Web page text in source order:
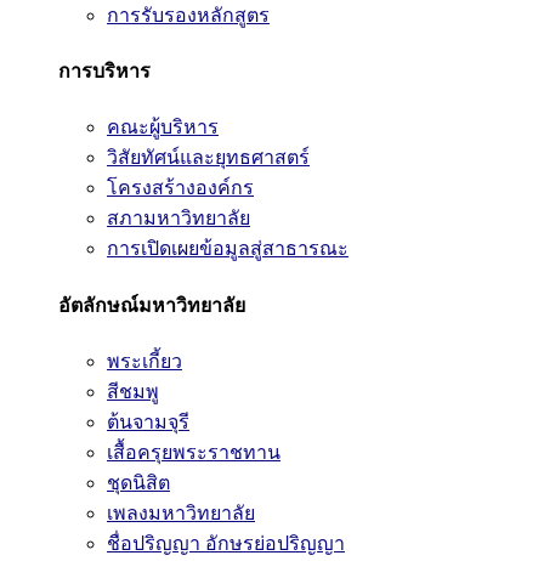
การรับรองหลักสูตร
การบริหาร
คณะผู้บริหาร
วิสัยทัศน์และยุทธศาสตร์
โครงสร้างองค์กร
สภามหาวิทยาลัย
การเปิดเผยข้อมูลสู่สาธารณะ
อัตลักษณ์มหาวิทยาลัย
พระเกี้ยว
สีชมพู
ต้นจามจุรี
เสื้อครุยพระราชทาน
ชุดนิสิต
เพลงมหาวิทยาลัย
ชื่อปริญญา อักษรย่อปริญญา